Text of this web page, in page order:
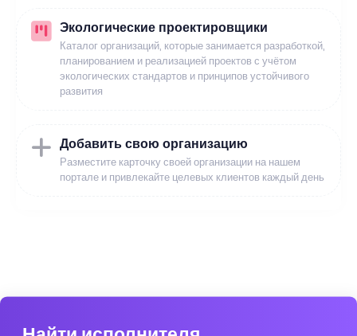
Экологические проектировщики
Каталог организаций, которые занимается разработкой,
планированием и реализацией проектов с учётом
экологических стандартов и принципов устойчивого
развития
Добавить свою организацию
Разместите карточку своей организации на нашем
портале и привлекайте целевых клиентов каждый день